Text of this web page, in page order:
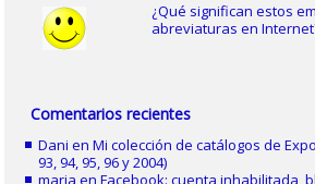
¿Qué significan estos
abreviaturas en
Comentarios recientes
Dani enMi colección de catálogos de
93, 94, 95, 96 y 2004)
maria enFacebook: cuenta inhabilitada,